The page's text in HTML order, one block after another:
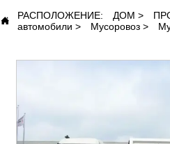
 РАСПОЛОЖЕНИЕ: ДОМ >
автомобили > Мусоровоз >